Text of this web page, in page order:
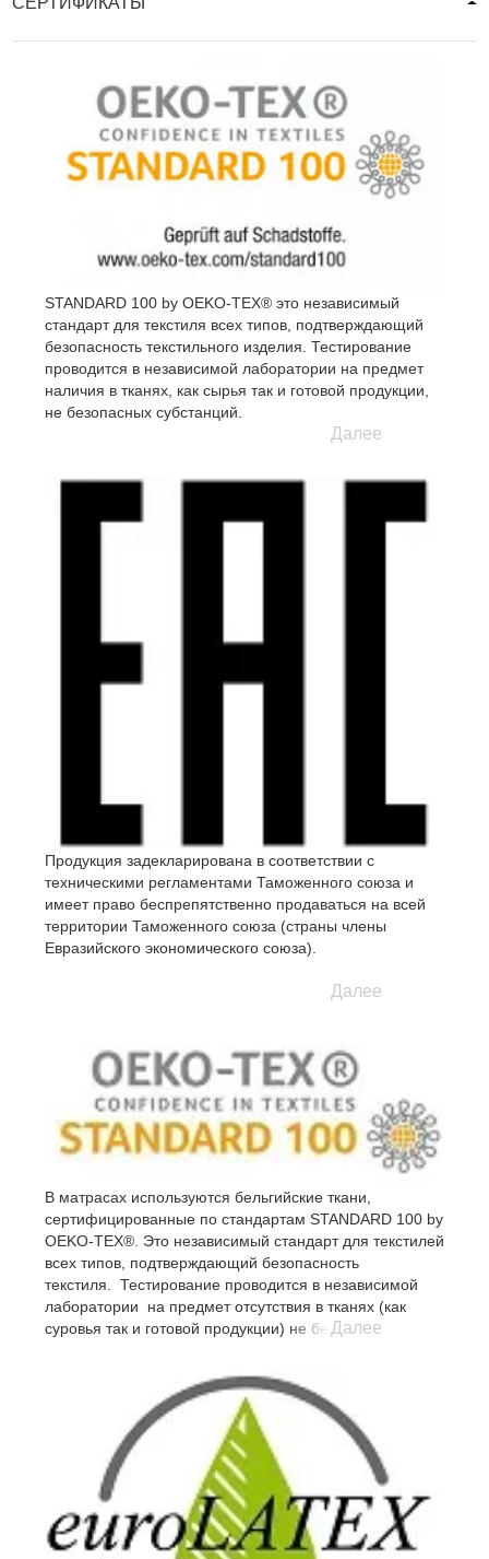
STANDARD 100 by OEKO-TEX® это независимый
стандарт для текстиля всех типов, подтверждающий
безопасность текстильного изделия. Тестирование
проводится в независимой лаборатории на предмет
наличия в тканях, как сырья так и готовой продукции,
не безопасных субстанций.
Далее
Продукция задекларирована в соответствии с
техническими регламентами Таможенного союза и
имеет право беспрепятственно продаваться на всей
территории Таможенного союза (страны члены
Евразийского экономического союза).
Далее
В матрасах используются бельгийские ткани,
сертифицированные по стандартам STANDARD 100 by
OEKO-TEX®. Это независимый стандарт для текстилей
всех типов, подтверждающий безопасность
текстиля. Тестирование проводится в независимой
лаборатории на предмет отсутствия в тканях (как
суровья так и готовой продукции) не безопасных
Далее